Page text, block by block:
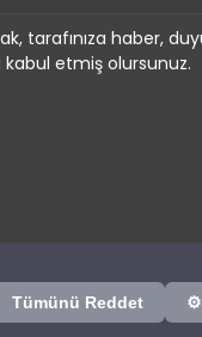
tarafınıza haber,
etmiş olursunuz.
Tümünü Reddet ⚙